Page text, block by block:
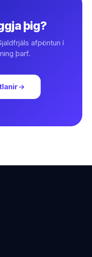
þig?
afpöntun í
þarf.